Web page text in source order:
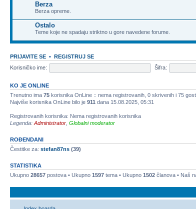
Berza
Berza opreme.
Ostalo
Teme koje ne spadaju striktno u gore navedene forume.
PRIJAVITE SE • REGISTRUJ SE
Korisničko ime:
Šifra:
KO JE ONLINE
Trenutno ima 75 korisnika OnLine :: nema registrovanih, 0 skrivenih i 75
Najviše korisnika OnLine bilo je 911 dana 15.08.2025, 05:31
Registrovanih korisnika: Nema registrovanih korisnika
Legenda: Administrator Globalni moderator
ROĐENDANI
Čestitke za: stefan87ns (39)
STATISTIKA
Ukupno 28657 postova • Ukupno 1597 tema • Ukupno 1502 članova • Naš